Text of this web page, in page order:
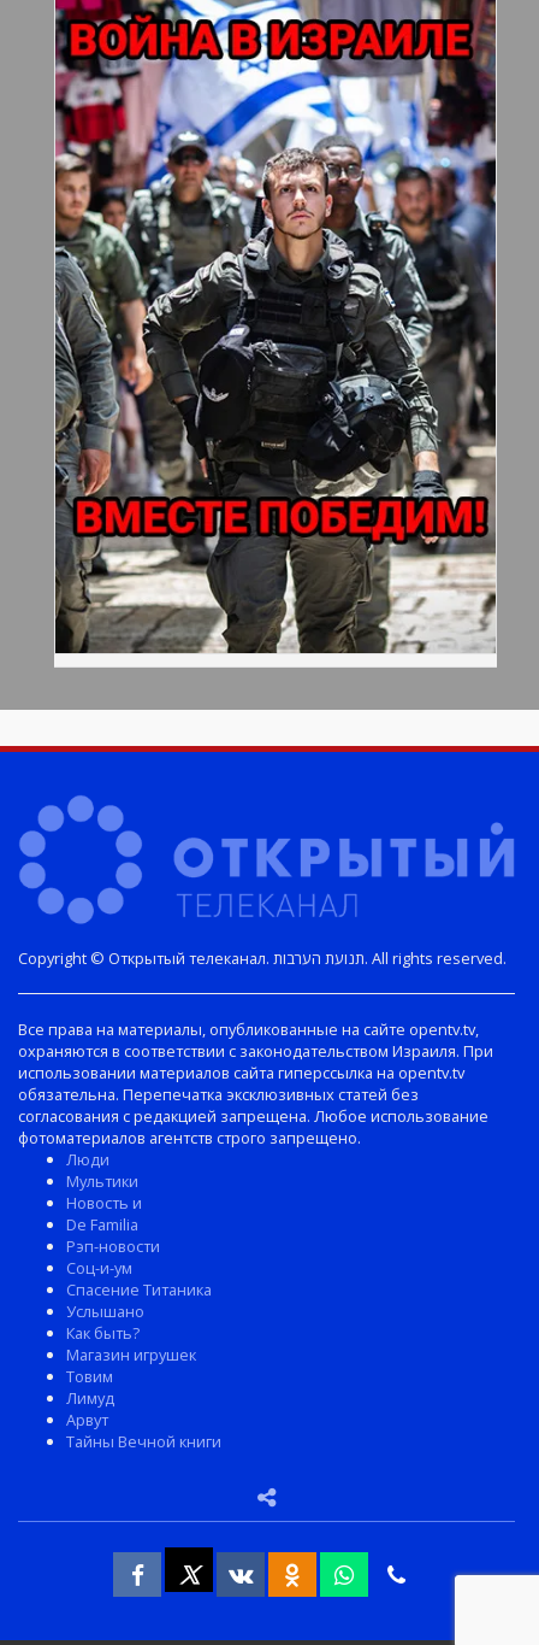
Copyright © Открытый телеканал. תנועת הערבות. All rights reserved.
Все права на материалы, опубликованные на сайте opentv.tv,
охраняются в соответствии с законодательством Израиля. При
использовании материалов сайта гиперссылка на opentv.tv
обязательна. Перепечатка эксклюзивных статей без
согласования с редакцией запрещена. Любое использование
фотоматериалов агентств строго запрещено.
Люди
Мультики
Новость и
De Familia
Рэп-новости
Соц-и-ум
Спасение Титаника
Услышано
Как быть?
Магазин игрушек
Товим
Лимуд
Арвут
Тайны Вечной книги